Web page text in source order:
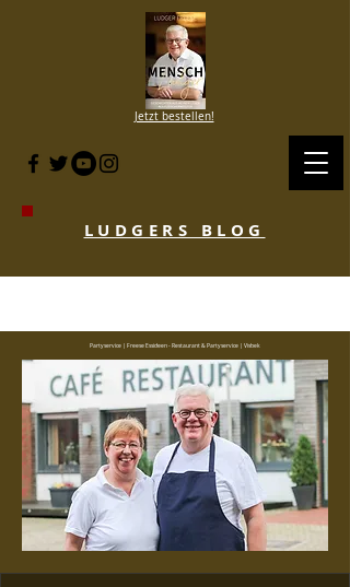
LUDGERS BLOG
Jetzt bestellen!
Partyservice | Freese Essideen - Restaurant & Partyservice | Visbek